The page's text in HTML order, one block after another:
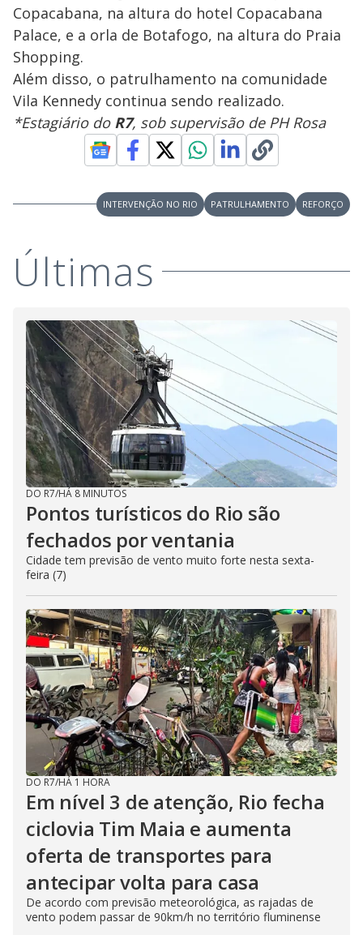
Copacabana, na altura do hotel Copacabana
Palace, e a orla de Botafogo, na altura do Praia
Shopping.
Além disso, o patrulhamento na comunidade
Vila Kennedy continua sendo realizado.
*Estagiário do R7, sob supervisão de PH Rosa
INTERVENÇÃO NO RIO PATRULHAMENTO REFORÇO
Últimas
DO R7/HÁ 8 MINUTOS
Pontos turísticos do Rio são
fechados por ventania
Cidade tem previsão de vento muito forte nesta sexta-
feira (7)
DO R7/HÁ 1 HORA
Em nível 3 de atenção, Rio fecha
ciclovia Tim Maia e aumenta
oferta de transportes para
antecipar volta para casa
De acordo com previsão meteorológica, as rajadas de
vento podem passar de 90km/h no território fluminense